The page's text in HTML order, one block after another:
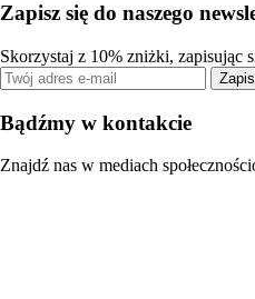
Zapisz się do naszego
Skorzystaj z 10% zniżki, zapisując
Bądźmy w kontakcie
Znajdź nas w mediach